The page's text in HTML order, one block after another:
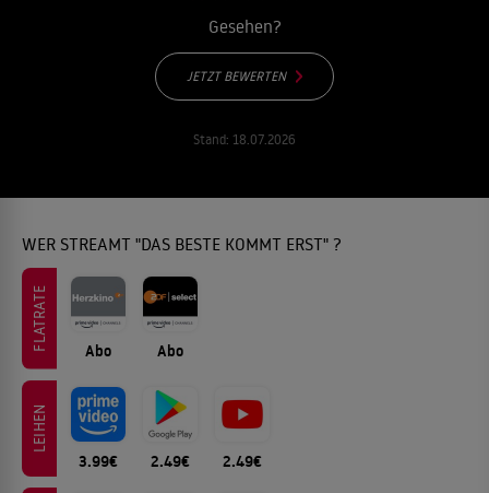
Gesehen?
JETZT BEWERTEN
Stand: 18.07.2026
WER STREAMT "DAS BESTE KOMMT ERST" ?
FLATRATE Abo Abo
LEIHEN
3.99€ 2.49€ 2.49€